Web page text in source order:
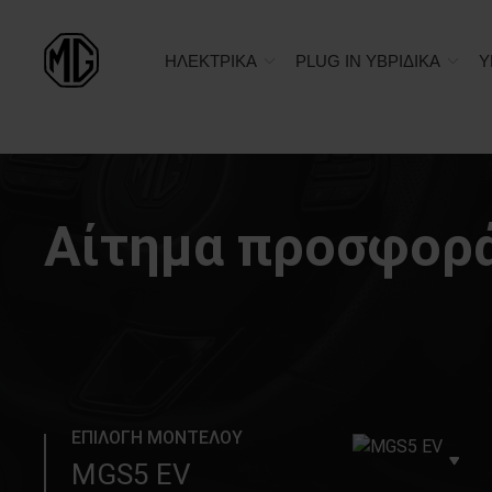
ΗΛΕΚΤΡΙΚΑ PLUG IN ΥΒΡΙΔΙΚΑ
Αίτημα
ΕΠΙΛΟΓΗ ΜΟΝΤΕΛΟΥ
MGS5 EV